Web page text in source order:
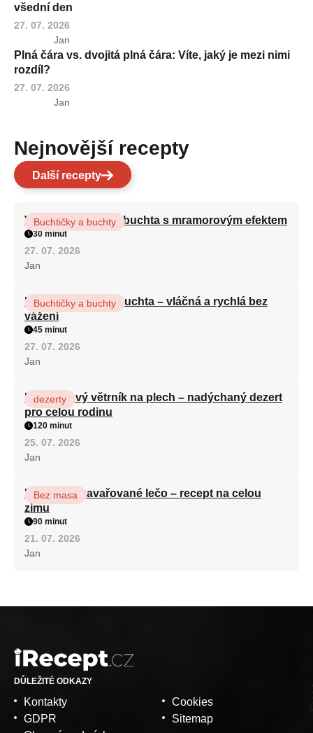
všední den
27. 07. 2026
Jan
Plná čára vs. dvojitá plná čára: Víte, jaký je mezi nimi
rozdíl?
27. 07. 2026
Jan
Nejnovější recepty
Další recepty
Vláčná olejová litá buchta s mramorovým efektem
Buchtičky a buchty
30 minut
27. 07. 2026
Jan
Hrnková maková buchta – vláčná a rychlá bez
vážení
Buchtičky a buchty
45 minut
27. 07. 2026
Jan
Karamelový větrník na plech – nadýchaný dezert
pro celou rodinu
dezerty
120 minut
25. 07. 2026
Jan
Babiččino zavařované lečo – recept na celou
zimu
Bez masa
90 minut
21. 07. 2026
Jan
DŮLEŽITÉ ODKAZY
Kontakty
GDPR
Cookies
Sitemap